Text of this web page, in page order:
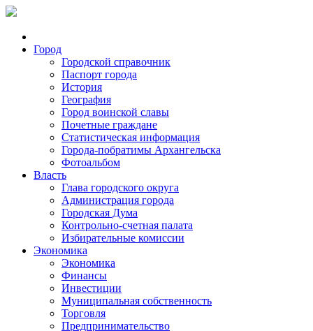
Город
Городской справочник
Паспорт города
История
География
Город воинской славы
Почетные граждане
Статистическая информация
Города-побратимы Архангельска
Фотоальбом
Власть
Глава городского округа
Администрация города
Городская Дума
Контрольно-счетная палата
Избирательные комиссии
Экономика
Экономика
Финансы
Инвестиции
Муниципальная собственность
Торговля
Предпринимательство